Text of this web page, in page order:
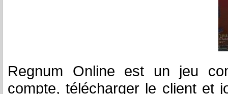
Regnum Online est un jeu
compte, télécharger le client et